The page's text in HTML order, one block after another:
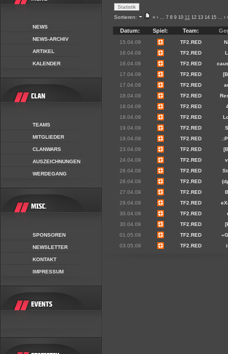
NEWS
NEWS-ARCHIV
ARTIKEL
KALENDER
TEAMS
MITGLIEDER
CLANWARS
AUSZEICHNUNGEN
WERDEGANG
SPONSOREN
NEWSLETTER
KONTAKT
IMPRESSUM
Sortieren: « ‹ ... 7 8 9 10 11 12 13 14 15 ... ›
Datum: Spiel: Team:
15.04.09 TF2.RED
16.04.09
TF2.RED
16.04.09
TF2.RED
17.04.09
TF2.RED
17.04.09
TF2.RED
18.04.09
TF2.RED
18.04.09
TF2.RED
18.04.09
TF2.RED
19.04.09
TF2.RED
19.04.09
TF2.RED
23.04.09
TF2.RED
24.04.09
TF2.RED
26.04.09
TF2.RED
26.04.09
TF2.RED
27.04.09
TF2.RED
29.04.09
TF2.RED
30.04.09
TF2.RED
30.04.09
TF2.RED
01.05.09
TF2.RED
03.05.09
TF2.RED